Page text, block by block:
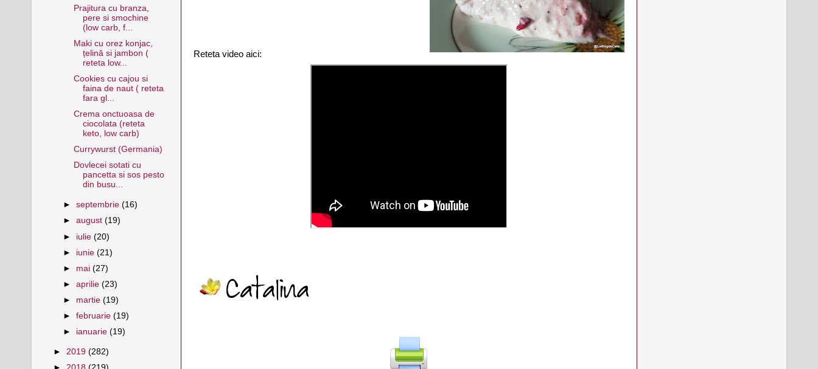
Reteta video aici:
Prajitura cu branza,
pere si smochine
(low carb, f...
Maki cu orez konjac,
țelină si jambon (
reteta low...
Cookies cu cajou si
faina de naut ( reteta
fara gl...
Crema onctuoasa de
ciocolata (reteta
keto, low carb)
Currywurst (Germania)
Dovlecei sotati cu
pancetta si sos pesto
din busu...
►septembrie(16)
►august(19)
► iulie(20)
► iunie(21)
► mai(27)
►aprilie(23)
► martie(19)
►februarie(19)
► ianuarie(19)
► 2019 (282)